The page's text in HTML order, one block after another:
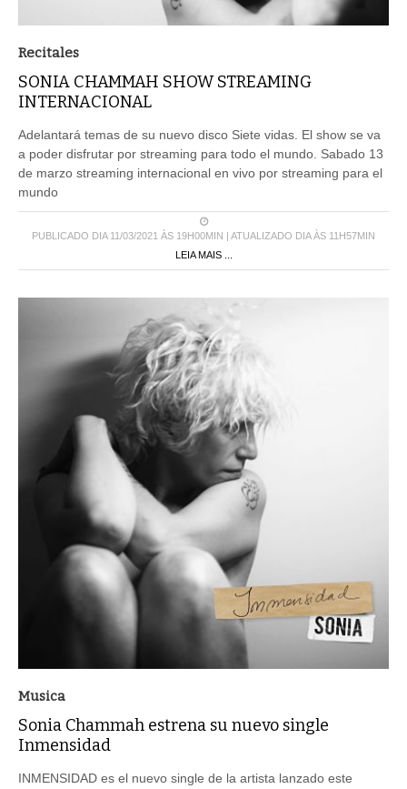
Recitales
SONIA CHAMMAH SHOW STREAMING
INTERNACIONAL
Adelantará temas de su nuevo disco Siete vidas. El show se va
a poder disfrutar por streaming para todo el mundo. Sabado 13
de marzo streaming internacional en vivo por streaming para el
mundo
PUBLICADO DIA 11/03/2021 ÀS 19H00MIN | ATUALIZADO DIA ÀS 11H57MIN
LEIA MAIS ...
Musica
Sonia Chammah estrena su nuevo single
Inmensidad
INMENSIDAD es el nuevo single de la artista lanzado este